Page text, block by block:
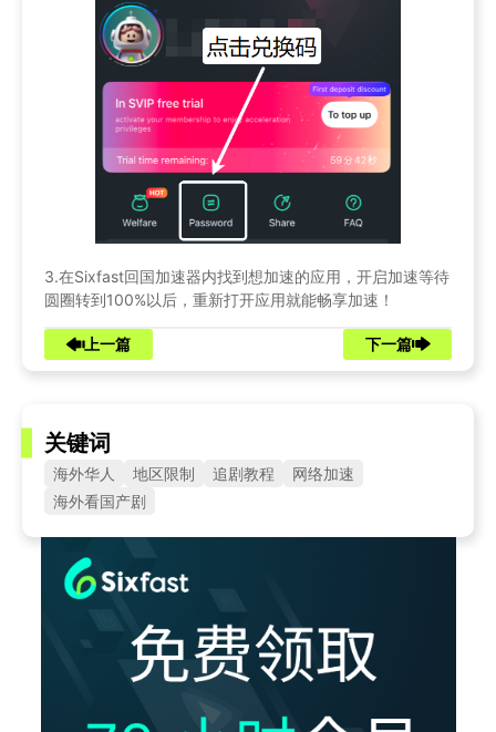
3.在Sixfast回国加速器内找到想加速的应用，开启加速等待
圆圈转到100%以后，重新打开应用就能畅享加速！
上一篇 下一篇
关键词
海外华人 地区限制 追剧教程
网络加速
海外看国产剧